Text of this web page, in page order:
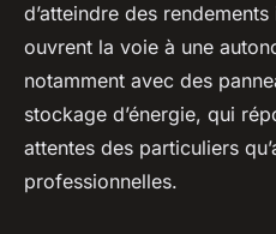
d’atteindre des
ouvrent la voie à une
notamment avec des
stockage d’énergie, qui
attentes des particuliers
professionnelles.